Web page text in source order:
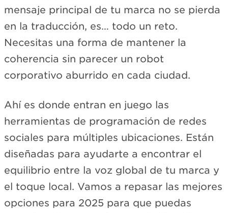
mensaje principal de tu marca no se pierda
en la traducción, es… todo un reto.
Necesitas una forma de mantener la
coherencia sin parecer un robot
corporativo aburrido en cada ciudad.
Ahí es donde entran en juego las
herramientas de programación de redes
sociales para múltiples ubicaciones. Están
diseñadas para ayudarte a encontrar el
equilibrio entre la voz global de tu marca y
el toque local. Vamos a repasar las mejores
opciones para 2025 para que puedas